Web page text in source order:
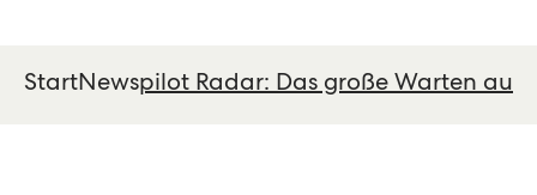
StartNewspilot Radar: Das große Warten auf